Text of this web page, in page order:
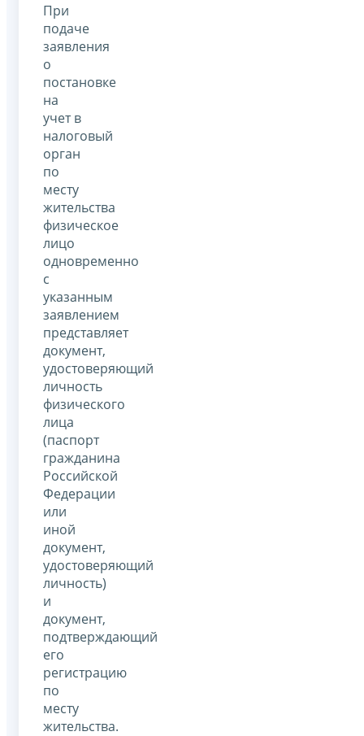
При
подаче
заявления
о
постановке
на
учет в
налоговый
орган
по
месту
жительства
физическое
лицо
одновременно
с
указанным
заявлением
представляет
документ,
удостоверяющий
личность
физического
лица
(паспорт
гражданина
Российской
Федерации
или
иной
документ,
удостоверяющий
личность)
и
документ,
подтверждающий
его
регистрацию
по
месту
жительства.